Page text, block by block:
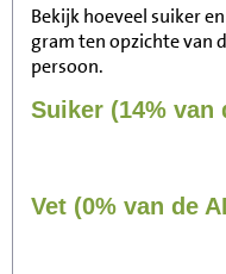
Bekijk hoeveel suiker
gram ten opzichte van
persoon.
Suiker (14% van
Vet (0% van de